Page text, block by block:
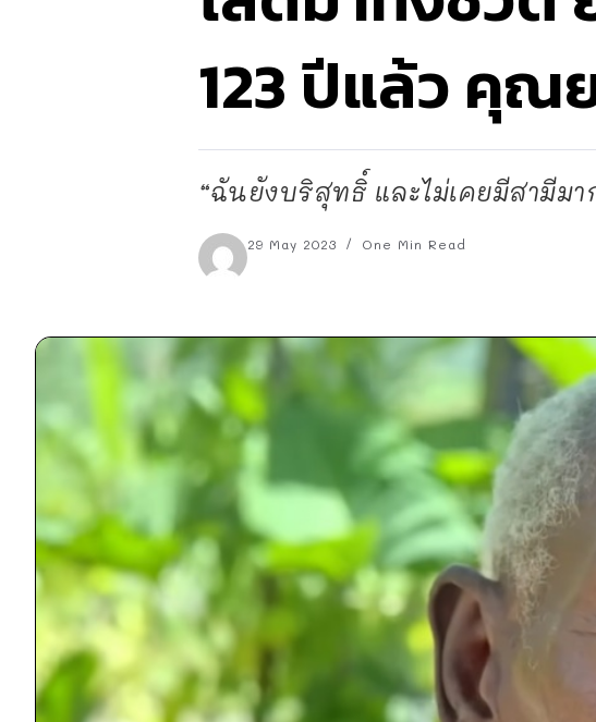
123 ปีแล้ว คุณ
“ฉันยังบริสุทธิ์ และไม่เคยมีสามีม
29 May 2023 One Min Read